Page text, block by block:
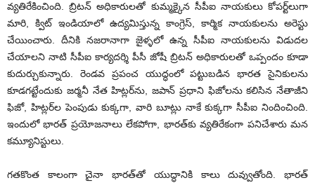
వ్యతిరేకించింది. బ్రిటన్ అధికారులతో కుమ్మక్కైన సీపీఐ నాయకులు కోపర్ట్‌లుగా
మారి, క్విట్ ఇండియాలో ఉద్యమిస్తున్న కాంగ్రెస్, కార్మిక నాయకులను అరెస్టు
చేయించారు. దీనికి నజరానాగా జైళ్ళలో ఉన్న సీపీఐ నాయకులను విడుదల
చేయాలని నాటి సీపీఐ కార్యదర్శి పీసీ జోషీ బ్రిటన్ అధికారులతో ఒప్పందం కూడా
కుదుర్చుకున్నారు. రెండవ ప్రపంచ యుద్ధంలో పట్టుబడిన భారత సైనికులను
కూడగట్టేందుకు జర్మనీ నేత హిట్లర్‌ను, జపాన్ ప్రధాని ఫిజోలను కలిసిన నేతాజీని
ఫిజో, హిట్లర్‌ల పెంపుడు కుక్కగా, వారి బూట్లు నాకే కుక్కగా సీపీఐ నిందించింది.
ఇందులో భారత్ ప్రయోజనాలు లేకపోగా, భారత్‌కు వ్యతిరేకంగా పనిచేశారు మన
కమ్యూనిస్టులు.
గతకొంత కాలంగా చైనా భారత్‌తో యుద్ధానికి కాలు దువ్వుతోంది. భారత్